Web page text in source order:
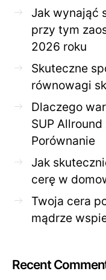
Jak wynająć
przy tym
2026 roku
Skuteczne
równowagi
Dlaczego
SUP
Porównanie
Jak
cerę w
Twoja cera
mądrze
Recent